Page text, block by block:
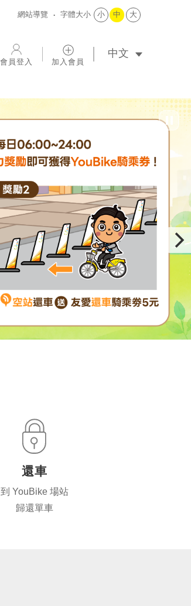
網站導覽 字體大小 小 中 大
會員登入 加入會員
還車
到 YouBike 場站
歸還單車